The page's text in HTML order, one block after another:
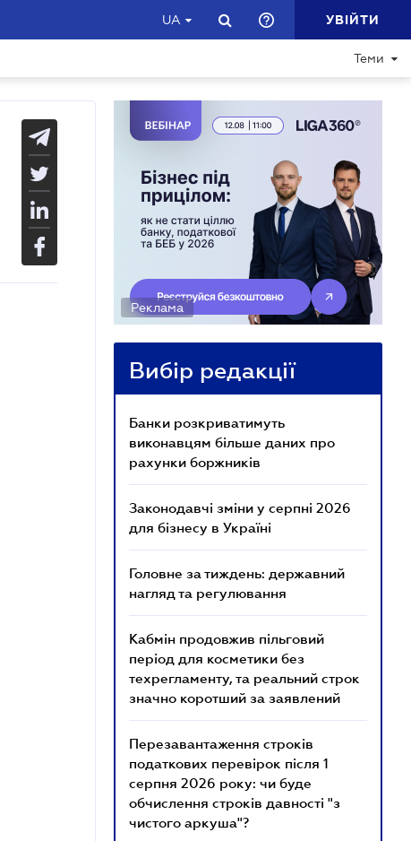
UA УВІЙТИ
Теми
Реклама
Вибір редакції
Банки розкриватимуть
виконавцям більше даних про
рахунки боржників
Законодавчі зміни у серпні 2026
для бізнесу в Україні
Головне за тиждень: державний
нагляд та регулювання
Кабмін продовжив пільговий
період для косметики без
техрегламенту, та реальний строк
значно коротший за заявлений
Перезавантаження строків
податкових перевірок після 1
серпня 2026 року: чи буде
обчислення строків давності "з
чистого аркуша"?